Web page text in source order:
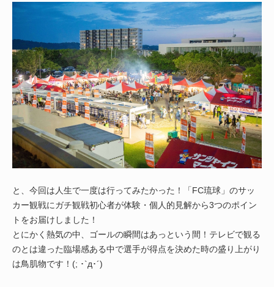
と、今回は人生で一度は行ってみたかった！「FC琉球」のサッ
カー観戦にガチ観戦初心者が体験・個人的見解から3つのポイン
トをお届けしました！
とにかく熱気の中、ゴールの瞬間はあっという間！テレビで観る
のとは違った臨場感ある中で選手が得点を決めた時の盛り上がり
は鳥肌物です！(; ･`д･´)